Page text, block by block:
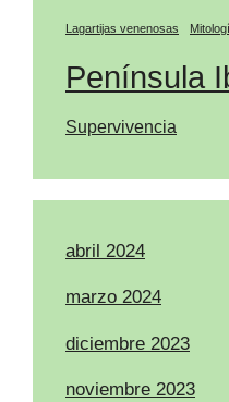
Lagartijas venenosas
Península
Supervivencia
abril 2024
marzo 2024
diciembre 2023
noviembre 2023